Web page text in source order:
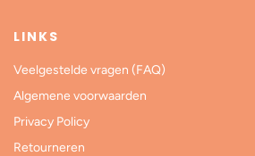
LINKS
Veelgestelde vragen (FAQ)
Algemene voorwaarden
Privacy Policy
Retourneren